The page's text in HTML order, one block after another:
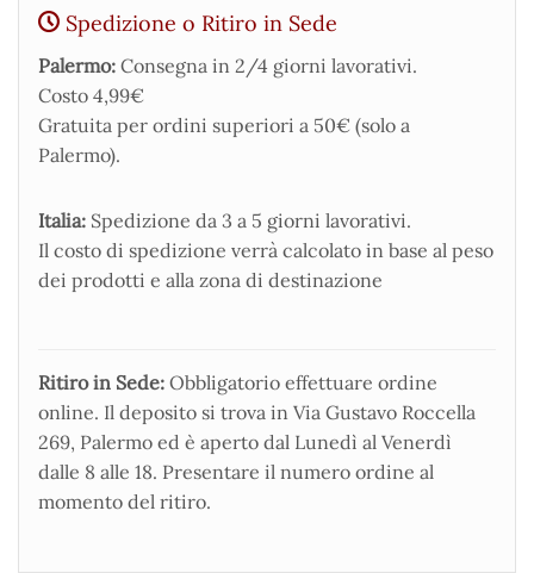
Spedizione o Ritiro in Sede
Palermo: Consegna in 2/4 giorni lavorativi.
Costo 4,99€
Gratuita per ordini superiori a 50€ (solo a
Palermo).
Italia: Spedizione da 3 a 5 giorni lavorativi.
Il costo di spedizione verrà calcolato in base al peso
dei prodotti e alla zona di destinazione
Ritiro in Sede: Obbligatorio effettuare ordine
online. Il deposito si trova in Via Gustavo Roccella
269, Palermo ed è aperto dal Lunedì al Venerdì
dalle 8 alle 18. Presentare il numero ordine al
momento del ritiro.